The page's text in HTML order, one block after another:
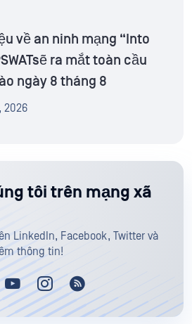
về an ninh mạng “Into
ra mắt toàn cầu
ngày 8 tháng 8
2026
tôi trên mạng xã
LinkedIn, Facebook, Twitter và
thông tin!